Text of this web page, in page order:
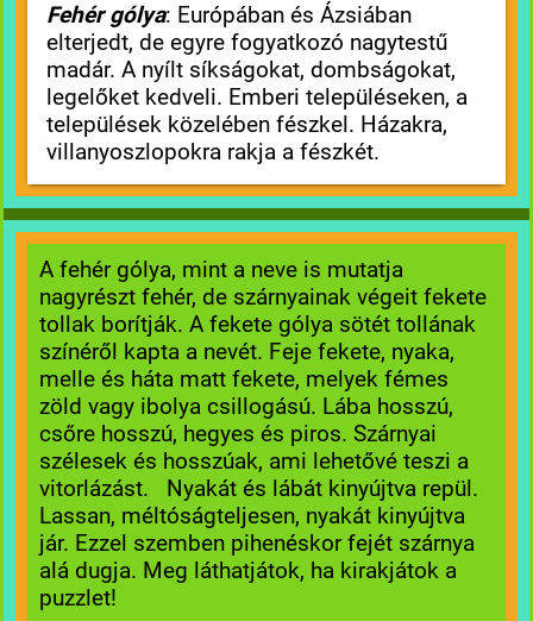
Fehér gólya: Európában és Ázsiában
elterjedt, de egyre fogyatkozó nagytestű
madár. A nyílt síkságokat, dombságokat,
legelőket kedveli. Emberi településeken, a
települések közelében fészkel. Házakra,
villanyoszlopokra rakja a fészkét.
A fehér gólya, mint a neve is mutatja
nagyrészt fehér, de szárnyainak végeit fekete
tollak borítják. A fekete gólya sötét tollának
színéről kapta a nevét. Feje fekete, nyaka,
melle és háta matt fekete, melyek fémes
zöld vagy ibolya csillogású. Lába hosszú,
csőre hosszú, hegyes és piros. Szárnyai
szélesek és hosszúak, ami lehetővé teszi a
vitorlázást. Nyakát és lábát kinyújtva repül.
Lassan, méltóságteljesen, nyakát kinyújtva
jár. Ezzel szemben pihenéskor fejét szárnya
alá dugja. Meg láthatjátok, ha kirakjátok a
puzzlet!